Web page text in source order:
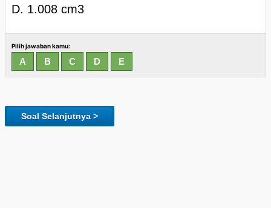
D. 1.008 cm3
Pilih jawaban kamu:
Soal Selanjutnya >